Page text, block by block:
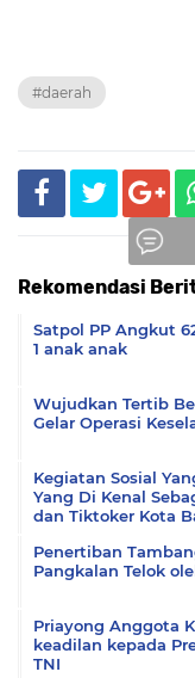
#daerah
Rekomendasi
Satpol PP Angkut
1 anak anak
Wujudkan Tertib
Gelar Operasi
Kegiatan Sosial
Yang Di Kenal
dan Tiktoker Kota
Penertiban
Pangkalan Telok
Priayong Anggota
keadilan kepada
TNI